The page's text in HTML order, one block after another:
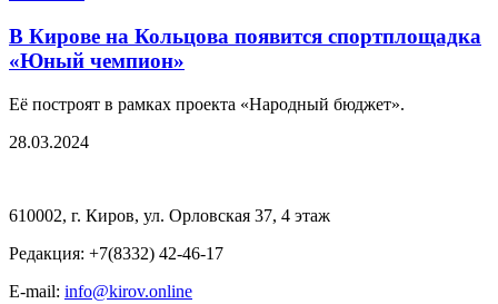
В Кирове на Кольцова появится спортплощадка
«Юный чемпион»
Её построят в рамках проекта «Народный бюджет».
28.03.2024
610002, г. Киров, ул. Орловская 37, 4 этаж
Редакция: +7(8332) 42-46-17
E-mail: info@kirov.online